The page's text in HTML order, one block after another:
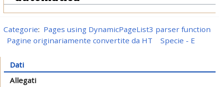
Categorie: Pages using DynamicPageList3 parser function
Pagine originariamente convertite da HT
Specie - E
Dati
Allegati